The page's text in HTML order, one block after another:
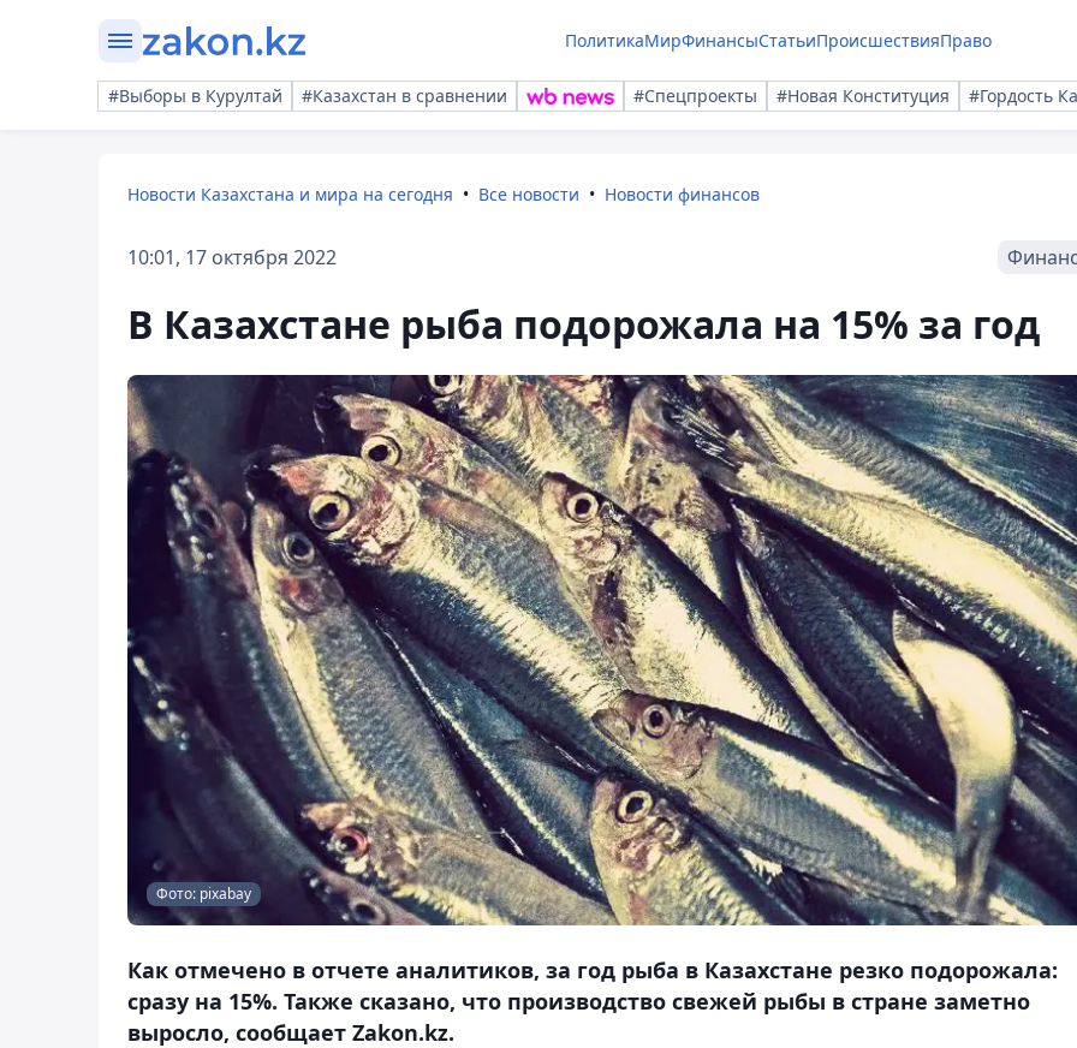
ПолитикаМирФинансыСтатьиПроисшествияПраво
#Выборы в Курултай #Казахстан в сравнении #Спецпроекты #Новая Конституция #Гордость
Новости Казахстана и мира на сегодня Все новости Новости финансов
10:01, 17 октября 2022
В Казахстане рыба подорожала на 15% за год
Фото: pixabay
Как отмечено в отчете аналитиков, за год рыба в Казахстане резко подорожала:
сразу на 15%. Также сказано, что производство свежей рыбы в стране заметно
выросло, сообщает Zakon.kz.